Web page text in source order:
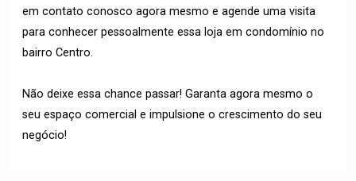
em contato conosco agora mesmo e agende uma visita
para conhecer pessoalmente essa loja em condomínio no
bairro Centro.
Não deixe essa chance passar! Garanta agora mesmo o
seu espaço comercial e impulsione o crescimento do seu
negócio!